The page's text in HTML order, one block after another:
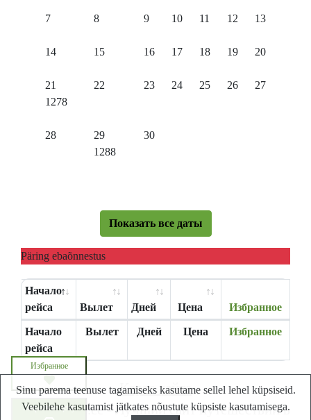
7 8 9 10 11 12 13
14 15 16 17 18 19 20
21
1278
22 23 24 25 26 27
28
29
1288
30
Показать все даты
Päring ebaõnnestus
Начало
рейса
Вылет Дней Цена Избранное
Начало
рейса
Вылет Дней Цена Избранное
Запросите цену
Избранное
Карта сайта
Lastminute.ee - Лучший сайт путешествий в
Sinu parema teenuse tagamiseks kasutame sellel lehel küpsiseid.
Veebilehe kasutamist jätkates nõustute küpsiste kasutamisega.